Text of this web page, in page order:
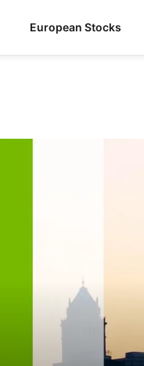
European Stocks